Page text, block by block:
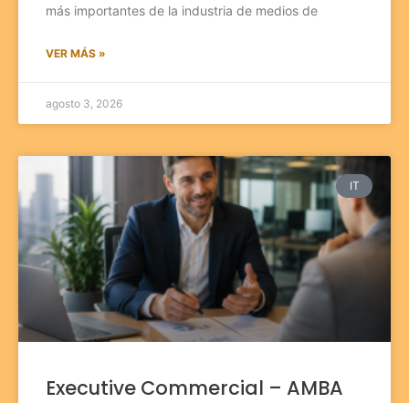
más importantes de la industria de medios de
VER MÁS »
agosto 3, 2026
IT
Executive Commercial – AMBA